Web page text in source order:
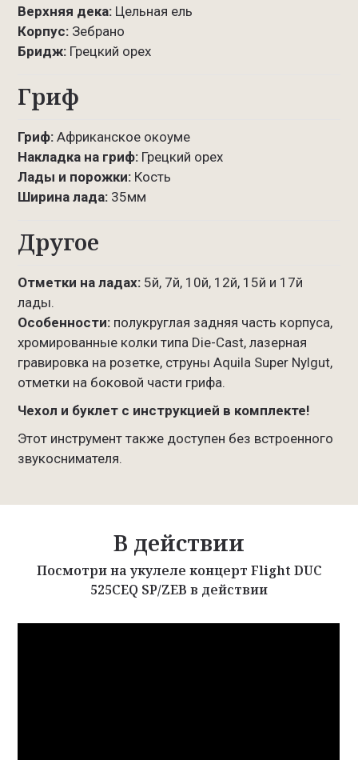
Верхняя дека: Цельная ель
Корпус: Зебрано
Бридж: Грецкий орех
Гриф
Гриф: Африканское окоуме
Накладка на гриф: Грецкий орех
Лады и порожки: Кость
Ширина лада: 35мм
Другое
Отметки на ладах: 5й, 7й, 10й, 12й, 15й и 17й
лады.
Особенности: полукруглая задняя часть корпуса,
хромированные колки типа Die-Cast, лазерная
гравировка на розетке, струны Aquila Super Nylgut,
отметки на боковой части грифа.
Чехол и буклет с инструкцией в комплекте!
Этот инструмент также доступен без встроенного
звукоснимателя.
В действии
Посмотри на укулеле концерт Flight DUC
525CEQ SP/ZEB в действии